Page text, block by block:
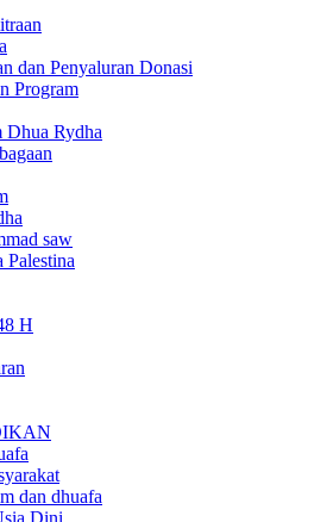
dan Penyaluran Donasi
Program
Rydha
saw
Palestina
H
dan dhuafa
Dini